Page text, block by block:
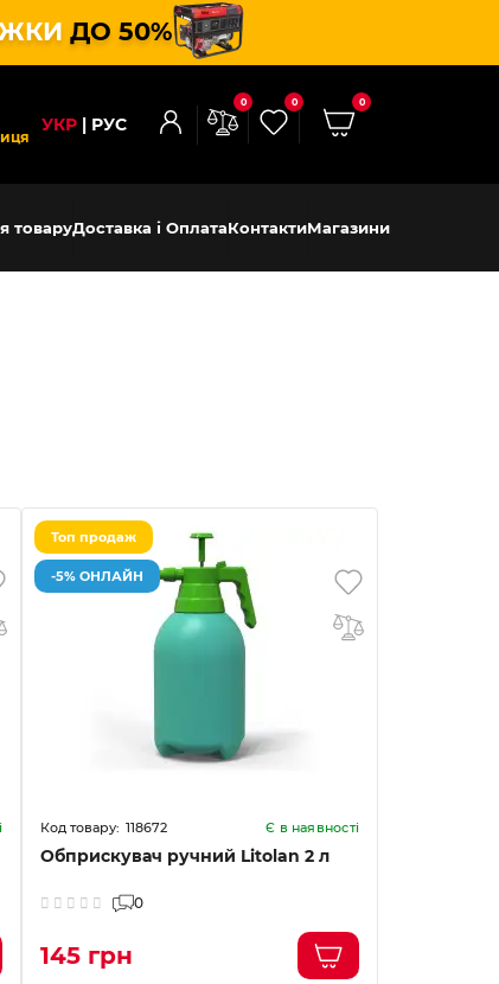
ДО 50%
УКР РУС
0 0 0
товаруДоставка і ОплатаКонтактиМагазини
Топ продаж
-5% ОНЛАЙН
118672 Є в наявності
Обприскувач ручний Litolan 2 л
0
145 грн